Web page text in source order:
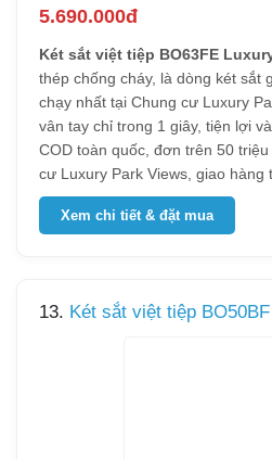
5.690.000đ
Két sắt việt tiệp BO63FE
thép chống cháy, là dòng két sắt
chạy nhất tại Chung cư Luxury
vân tay chỉ trong 1 giây, tiện lợi
COD toàn quốc, đơn trên 50
cư Luxury Park Views, giao hàng
Xem chi tiết & đặt mua
13. Két sắt việt tiệp